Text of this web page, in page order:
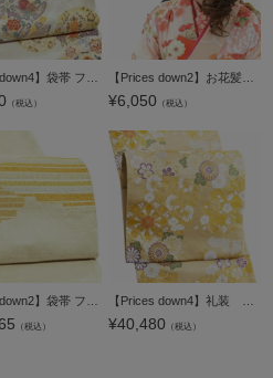
（税込） ¥6,050 （税込）
（税込） ¥40,480 （税込）